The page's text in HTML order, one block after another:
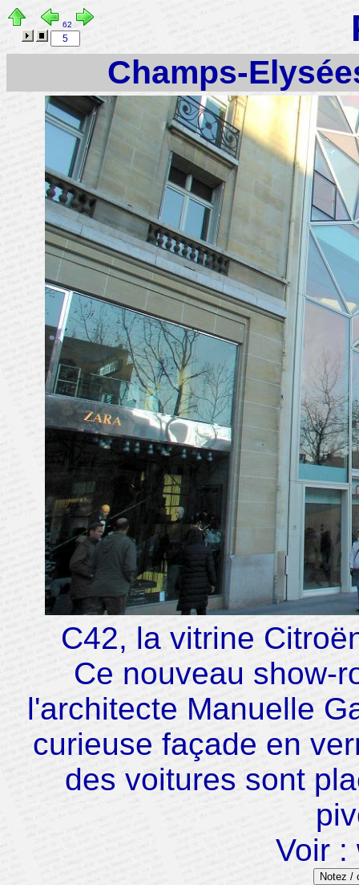
62
Champs-
C42, la vitrine
Ce nouveau show-
l'architecte Manuelle
curieuse façade en
des voitures sont
Voir :
Notez /